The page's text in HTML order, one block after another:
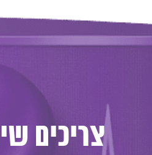
צריכים